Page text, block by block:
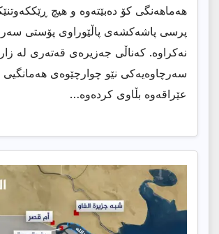
هەماهەنگی كۆ دەبێتەوە و هیچ
پرسی پاشەكشەی پاڵێوراوی پۆستی
نەكراوە. كەناڵی جەزیرەی قەتەری لە
سەرچاوەیەكی نێو چوارچێوەی
عێراقەوە بڵاوی كردەوە…